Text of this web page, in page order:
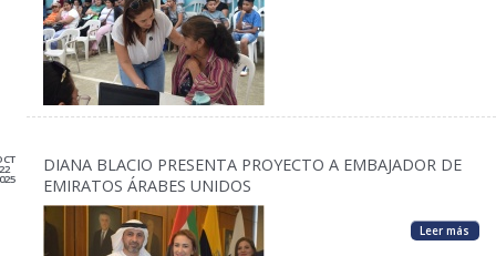
22
DIANA BLACIO PRESENTA PROYECTO A EMBAJADOR DE
EMIRATOS ÁRABES UNIDOS
Leer más